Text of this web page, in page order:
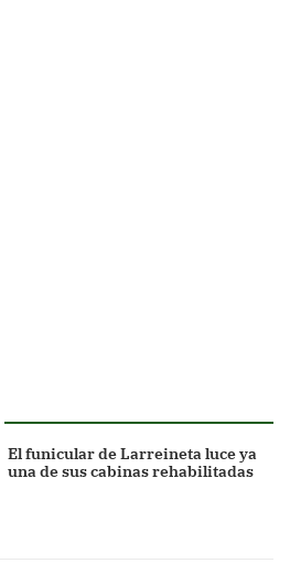
El funicular de Larreineta luce ya
una de sus cabinas rehabilitadas